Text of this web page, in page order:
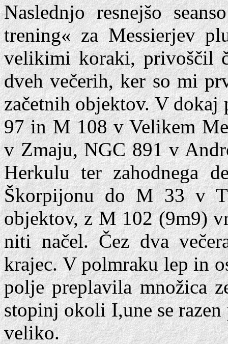
Naslednjo resnejšo
trening« za Messierjev
velikimi koraki, privoščil
dveh večerih, ker so mi
začetnih objektov. V dokaj
97 in M 108 v Velikem
v Zmaju, NGC 891 v
Herkulu ter zahodnega
Škorpijonu do M 33 v
objektov, z M 102 (9m9)
niti načel. Čez dva
krajec. V polmraku lep in
polje preplavila množica
stopinj okoli I,une se
veliko.